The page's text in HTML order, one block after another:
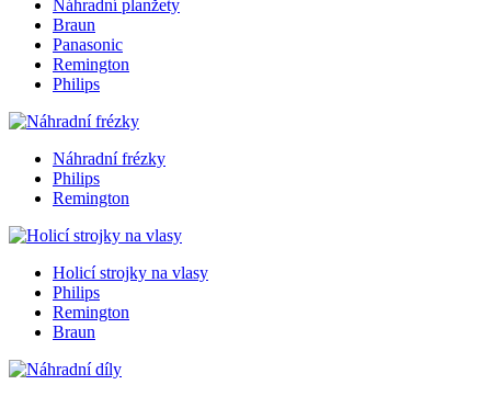
Náhradní planžety
Braun
Panasonic
Remington
Philips
Náhradní frézky
Philips
Remington
Holicí strojky na vlasy
Philips
Remington
Braun